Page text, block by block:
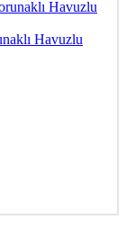
Havuzlu